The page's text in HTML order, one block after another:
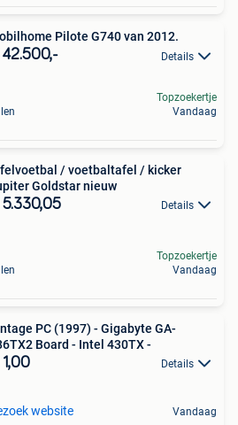
Mobilhome Pilote G740 van 2012.
Details
Topzoekertje
Vandaag
/ voetbaltafel / kicker
Goldstar nieuw
Details
Topzoekertje
Vandaag
PC (1997) - Gigabyte GA-
Board - Intel 430TX -
Details
website Vandaag